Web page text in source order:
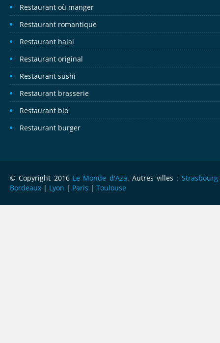
Restaurant où manger
Restaurant romantique
Restaurant halal
Restaurant original
Restaurant sushi
Restaurant brasserie
Restaurant bio
Restaurant burger
© Copyright 2016 Le Monde d'Aza. Autres villes : Strasbourg
Bordeaux | Lyon | Paris | Toulouse